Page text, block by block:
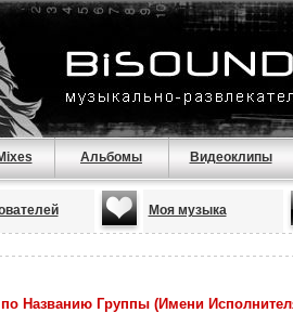
Альбомы Видеоклипы
Моя музыка
Названию Группы (Имени